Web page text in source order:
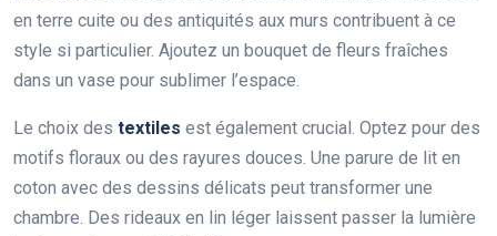
en terre cuite ou des antiquités aux murs contribuent à ce
style si particulier. Ajoutez un bouquet de fleurs fraîches
dans un vase pour sublimer l’espace.
Le choix des textiles est également crucial. Optez pour des
motifs floraux ou des rayures douces. Une parure de lit en
coton avec des dessins délicats peut transformer une
chambre. Des rideaux en lin léger laissent passer la lumière